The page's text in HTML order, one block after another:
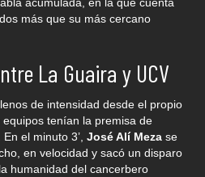
más que su más cercano
La Guaira y UCV
de intensidad desde el propio
tenían la premisa de
el minuto 3’, José Alí Meza se
en velocidad y sacó un disparo
humanidad del cancerbero